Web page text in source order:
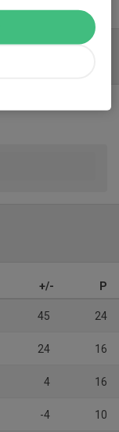
+/- P
45 24
24 16
4 16
-4 10